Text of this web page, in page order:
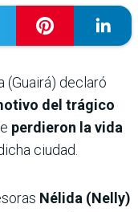
(Guairá) declaró
del trágico
perdieron la vida
ciudad.
Nélida (Nelly)